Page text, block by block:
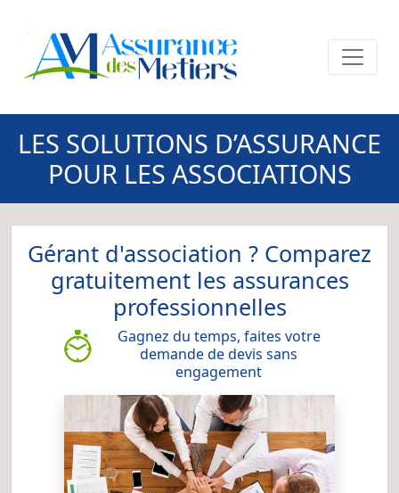
LES SOLUTIONS D’ASSURANCE
POUR LES ASSOCIATIONS
Gérant d'association ? Comparez
gratuitement les assurances
professionnelles
Gagnez du temps, faites votre
demande de devis sans
engagement